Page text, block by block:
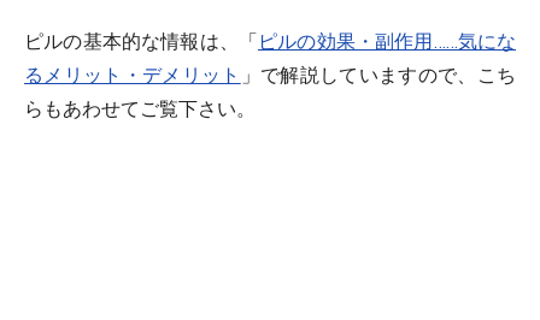
ピルの基本的な情報は、「 ピルの効果・副作用……気にな
るメリット・デメリット 」で解説していますので、こち
らもあわせてご覧下さい。